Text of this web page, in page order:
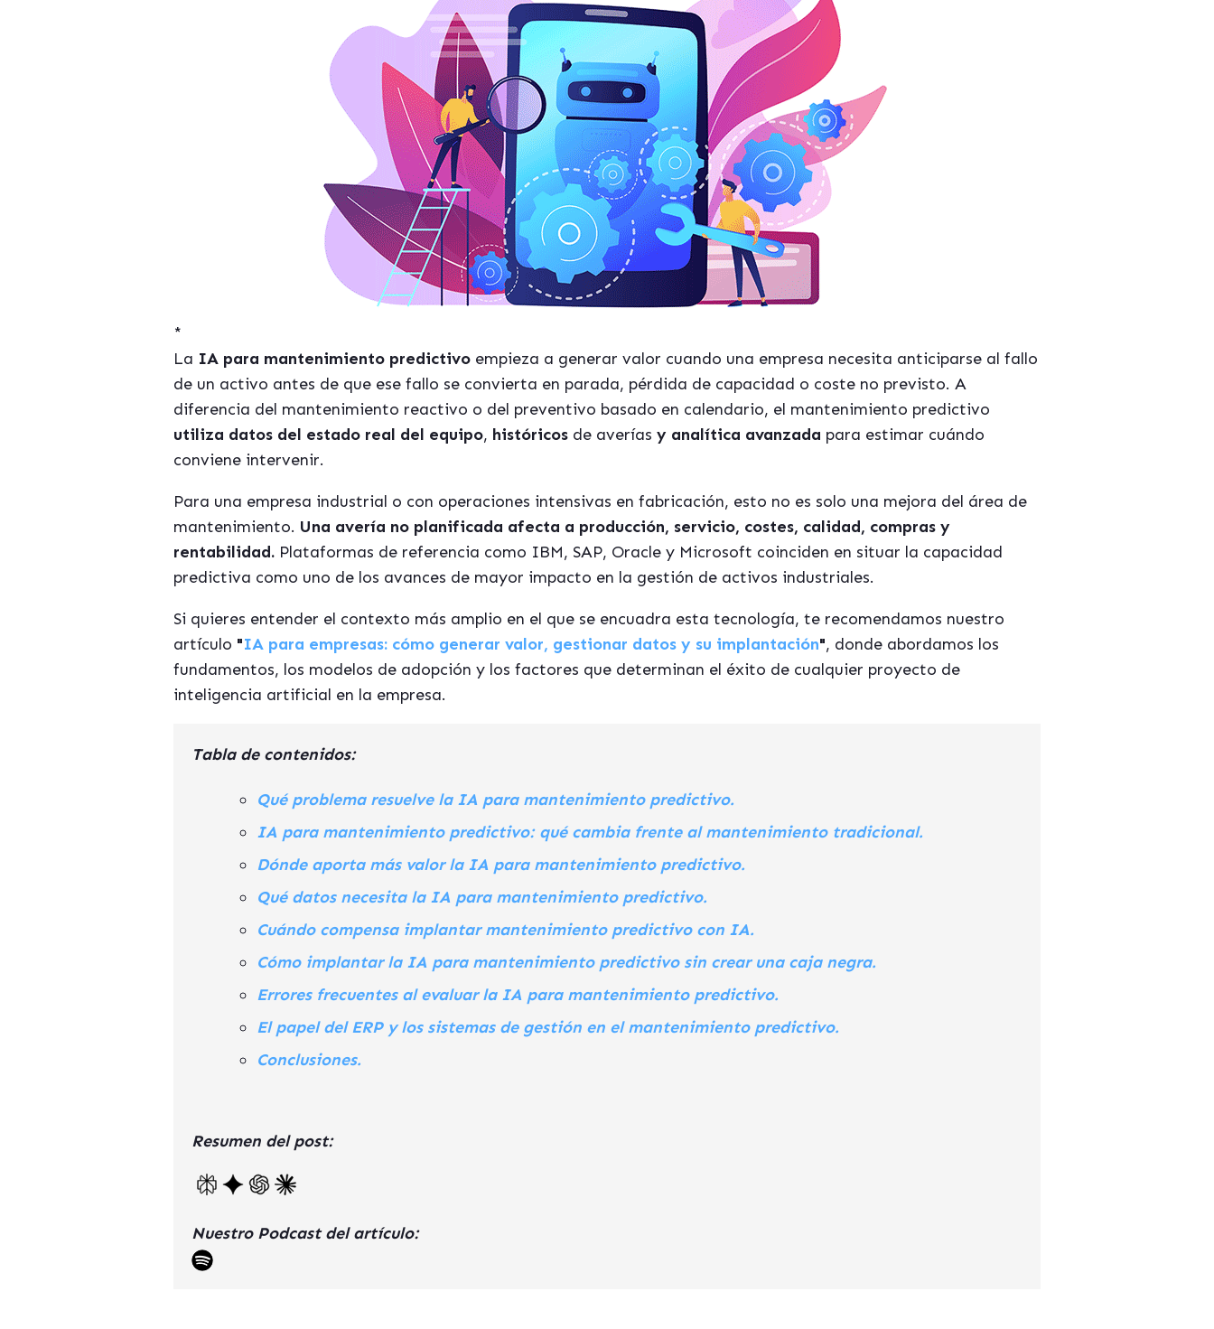
*
La IA para mantenimiento predictivo empieza a generar valor cuando una empresa necesita anticiparse al fallo
de un activo antes de que ese fallo se convierta en parada, pérdida de capacidad o coste no previsto. A
diferencia del mantenimiento reactivo o del preventivo basado en calendario, el mantenimiento predictivo
utiliza datos del estado real del equipo, históricos de averías y analítica avanzada para estimar cuándo
conviene intervenir.
Para una empresa industrial o con operaciones intensivas en fabricación, esto no es solo una mejora del área de
mantenimiento. Una avería no planificada afecta a producción, servicio, costes, calidad, compras y
rentabilidad. Plataformas de referencia como IBM, SAP, Oracle y Microsoft coinciden en situar la capacidad
predictiva como uno de los avances de mayor impacto en la gestión de activos industriales.
Si quieres entender el contexto más amplio en el que se encuadra esta tecnología, te recomendamos nuestro
artículo "IA para empresas: cómo generar valor, gestionar datos y su implantación", donde abordamos los
fundamentos, los modelos de adopción y los factores que determinan el éxito de cualquier proyecto de
inteligencia artificial en la empresa.
Tabla de contenidos:
Qué problema resuelve la IA para mantenimiento predictivo.
IA para mantenimiento predictivo: qué cambia frente al mantenimiento tradicional.
Dónde aporta más valor la IA para mantenimiento predictivo.
Qué datos necesita la IA para mantenimiento predictivo.
Cuándo compensa implantar mantenimiento predictivo con IA.
Cómo implantar la IA para mantenimiento predictivo sin crear una caja negra.
Errores frecuentes al evaluar la IA para mantenimiento predictivo.
El papel del ERP y los sistemas de gestión en el mantenimiento predictivo.
Conclusiones.
Resumen del post:
Nuestro Podcast del artículo: